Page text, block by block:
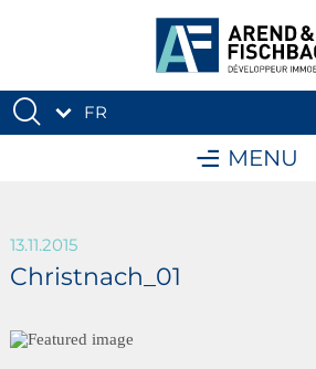
FR
MENU
13.11.2015
Christnach_01